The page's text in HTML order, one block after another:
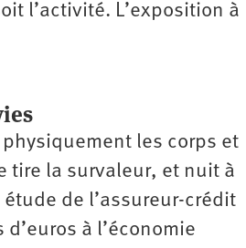
l’activité. L’exposition à
les corps et
tire la survaleur, et nuit à
de l’assureur-crédit
à l’économie